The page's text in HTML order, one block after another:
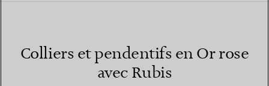
Colliers et pendentifs en Or rose
avec Rubis